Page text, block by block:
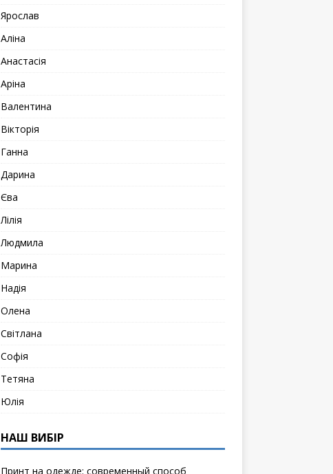
Ярослав
Аліна
Анастасія
Аріна
Валентина
Вікторія
Ганна
Дарина
Єва
Лілія
Людмила
Марина
Надія
Олена
Світлана
Софія
Тетяна
Юлія
НАШ ВИБІР
Принт на одежде: современный способ